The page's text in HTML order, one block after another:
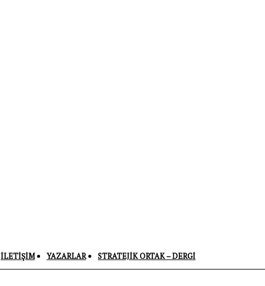
İLETIŞIM YAZARLAR STRATEJIK ORTAK – DERGI